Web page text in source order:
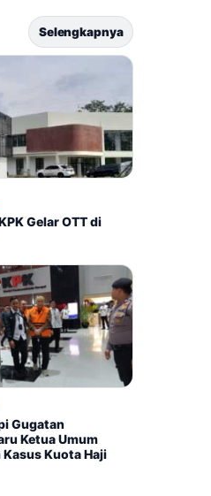
Selengkapnya
Gelar OTT di
Gugatan
Ketua Umum
Kuota Haji